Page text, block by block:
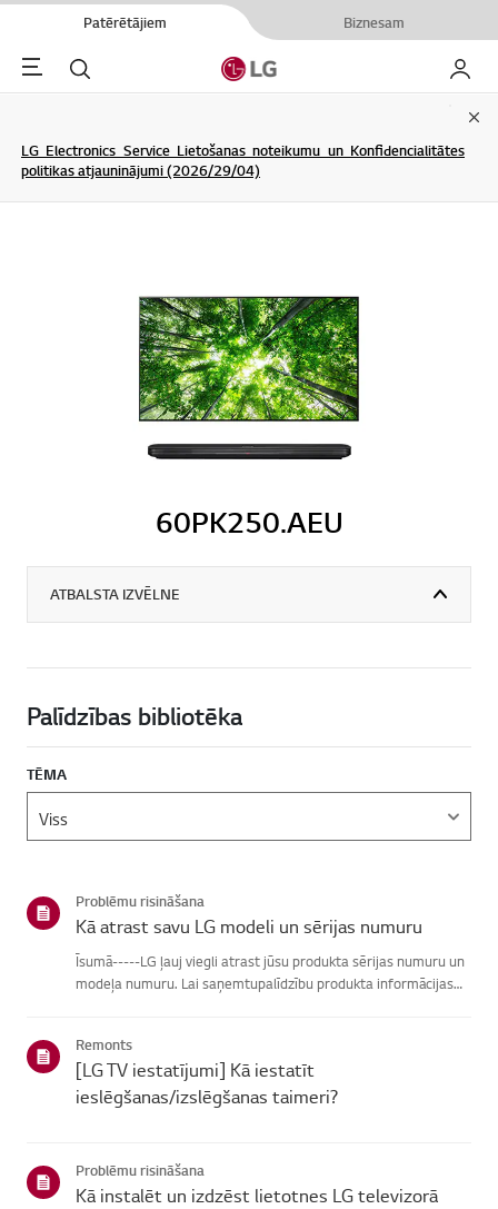
Patērētājiem Biznesam
Menu Meklēt Mans
LG Electronics Service Lietošanas noteikumu un Konfidencialitātes
politikas atjauninājumi (2026/29/04)
60PK250.AEU
ATBALSTA IZVĒLNE
Palīdzības bibliotēka
TĒMA
Problēmu risināšana
Kā atrast savu LG modeli un sērijas numuru
Īsumā-----LG ļauj viegli atrast jūsu produkta sērijas numuru un
modeļa numuru. Lai saņemtupalīdzību produkta informācijas
Remonts
[LG TV iestatījumi] Kā iestatīt
ieslēgšanas/izslēgšanas taimeri?
Problēmu risināšana
Kā instalēt un izdzēst lietotnes LG televizorā